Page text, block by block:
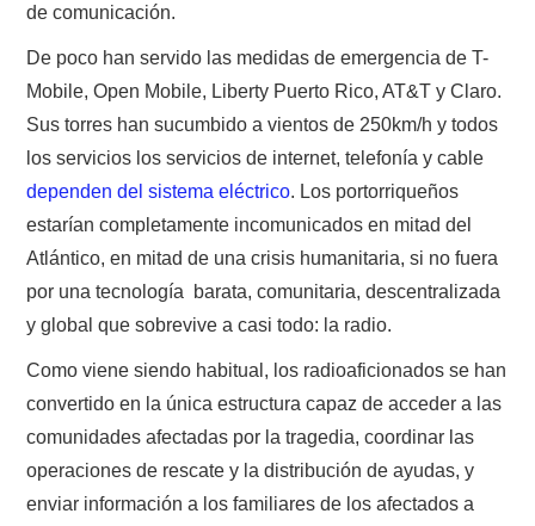
SALÓN DE LA FAMA DEL CRECJ
SOLICITUD DE INGRESO
SOTA Y POTA
W5WIN
WAVELOG
AUTENTIFICACIÓN DE MIEMBROS DEL
CRECJ
MUMLA APP ( MUY FÁCIL )
de comunicación.
De poco han servido las medidas de emergencia de T-
Mobile, Open Mobile, Liberty Puerto Rico, AT&T y Claro.
Sus torres han sucumbido a vientos de 250km/h y todos
los servicios los servicios de internet, telefonía y cable
dependen del sistema eléctrico. Los portorriqueños
estarían completamente incomunicados en mitad del
Atlántico, en mitad de una crisis humanitaria, si no fuera
por una tecnología barata, comunitaria, descentralizada
y global que sobrevive a casi todo: la radio.
Como viene siendo habitual, los radioaficionados se han
convertido en la única estructura capaz de acceder a las
comunidades afectadas por la tragedia, coordinar las
operaciones de rescate y la distribución de ayudas, y
enviar información a los familiares de los afectados a